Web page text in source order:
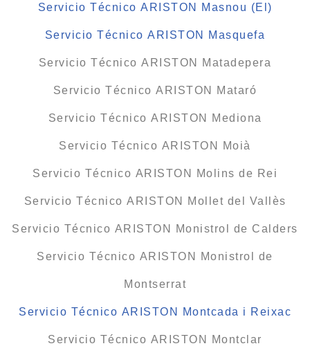
Servicio Técnico ARISTON Masnou (El)
Servicio Técnico ARISTON Masquefa
Servicio Técnico ARISTON Matadepera
Servicio Técnico ARISTON Mataró
Servicio Técnico ARISTON Mediona
Servicio Técnico ARISTON Moià
Servicio Técnico ARISTON Molins de Rei
Servicio Técnico ARISTON Mollet del Vallès
Servicio Técnico ARISTON Monistrol de Calders
Servicio Técnico ARISTON Monistrol de
Montserrat
Servicio Técnico ARISTON Montcada i Reixac
Servicio Técnico ARISTON Montclar